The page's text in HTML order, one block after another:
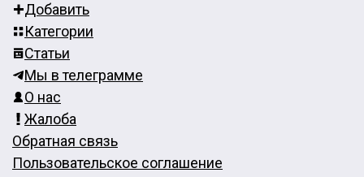
Добавить
Категории
Статьи
Мы в телеграмме
О нас
Жалоба
Обратная связь
Пользовательское соглашение